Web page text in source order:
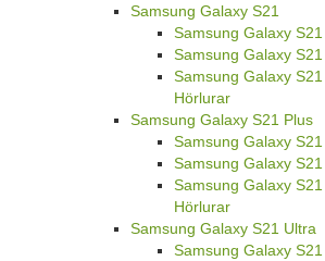
Samsung Galaxy S21
Samsung Galaxy
Samsung Galaxy
Samsung Galaxy
Hörlurar
Samsung Galaxy S21 Plus
Samsung Galaxy
Samsung Galaxy
Samsung Galaxy
Hörlurar
Samsung Galaxy S21 Ultra
Samsung Galaxy